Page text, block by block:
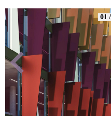
01